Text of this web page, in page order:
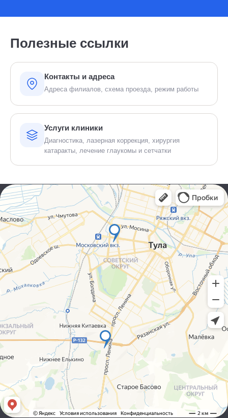
Полезные ссылки
Контакты и адреса
Адреса филиалов, схема проезда, режим работы
Услуги клиники
Диагностика, лазерная коррекция, хирургия
катаракты, лечение глаукомы и сетчатки